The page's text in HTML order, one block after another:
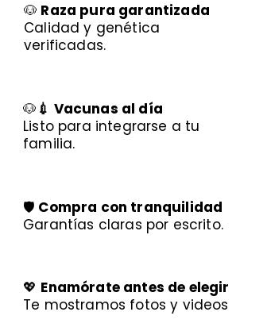
🐶 Raza pura garantizada
Calidad y genética
verificadas.
🐶 💉 Vacunas al día
Listo para integrarse a tu
familia.
🛡️ Compra con tranquilidad
Garantías claras por escrito.
💖 Enamórate antes de elegir
Te mostramos fotos y videos